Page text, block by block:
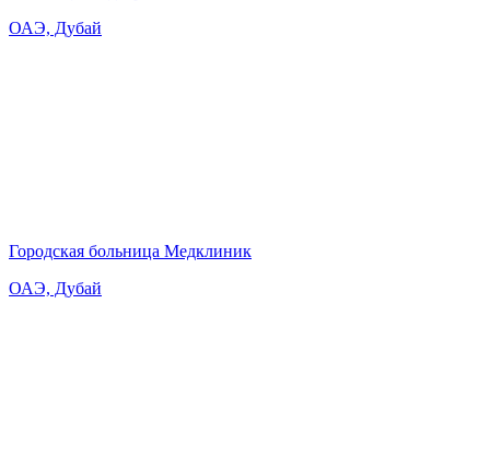
ОАЭ, Дубай
Городская больница Медклиник
ОАЭ, Дубай